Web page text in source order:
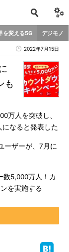
を変える5G デジモノ
2022年7月15日
に
も
万人を突破し、
なると発表した
ーザーが、7月に
数5,000万人！カ
を実施する